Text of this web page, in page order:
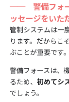
── 警備フォ
ッセージをいた
管制システムは一
ります。だからこ
ぶことが重要です。
警備フォースは、
るため、 初めてシ
でしょう。